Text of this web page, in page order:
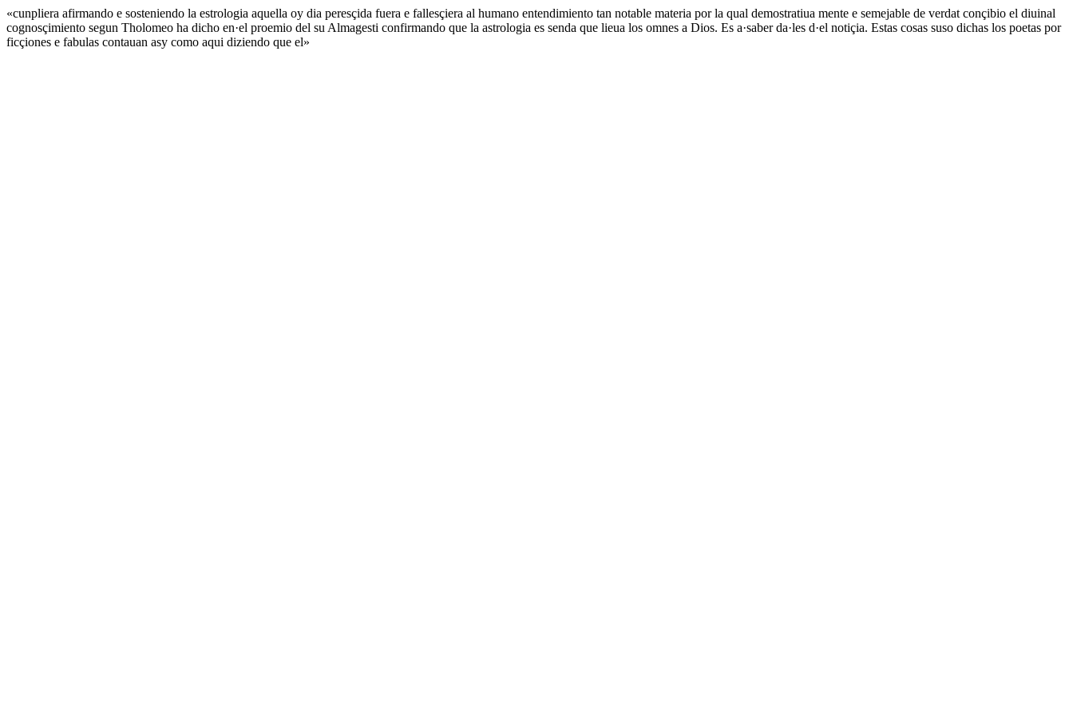
«cunpliera afirmando e sosteniendo la estrologia aquella oy dia peresçida fuera e fallesçiera al humano entendimiento tan notable materia por la qual demostratiua mente e semejable de verdat conçibio el diuinal
cognosçimiento segun Tholomeo ha dicho en·el proemio del su Almagesti confirmando que la astrologia es senda que lieua los omnes a Dios. Es a·saber da·les d·el notiçia. Estas cosas suso dichas los poetas por
ficçiones e fabulas contauan asy como aqui diziendo que el»